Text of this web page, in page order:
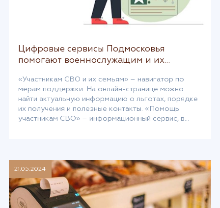
Цифровые сервисы Подмосковья
помогают военнослужащим и их
«Участникам СВО и их семьям» – навигатор по
мерам поддержки. На онлайн-странице можно
найти актуальную информацию о льготах, порядке
их получения и полезные контакты. «Помощь
участникам СВО» – информационный сервис, в
отсрочки […]
21.05.2024